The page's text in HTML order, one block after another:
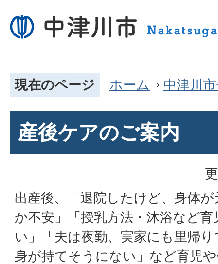
現在のページ ホーム 中津川
産後ケアのご案内
出産後、「退院したけど、身体
か不安」「授乳方法・沐浴など
い」「夫は夜勤、実家にも里帰
身が持てそうにない」など育児